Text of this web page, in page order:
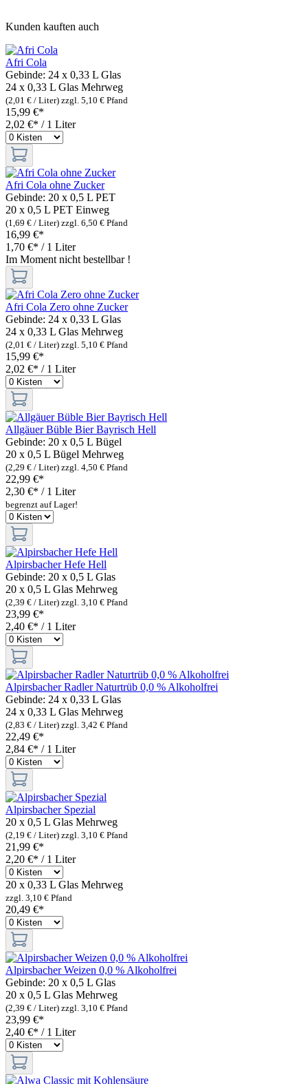
Kunden kauften auch
Afri Cola
Gebinde: 24 x 0,33 L Glas
24 x 0,33 L Glas Mehrweg
(2,01 € / Liter) zzgl. 5,10 € Pfand
15,99 €*
2,02 €* / 1 Liter
Afri Cola ohne Zucker
Gebinde: 20 x 0,5 L PET
20 x 0,5 L PET Einweg
(1,69 € / Liter) zzgl. 6,50 € Pfand
16,99 €*
1,70 €* / 1 Liter
Im Moment nicht bestellbar !
Afri Cola Zero ohne Zucker
Gebinde: 24 x 0,33 L Glas
24 x 0,33 L Glas Mehrweg
(2,01 € / Liter) zzgl. 5,10 € Pfand
15,99 €*
2,02 €* / 1 Liter
Allgäuer Büble Bier Bayrisch Hell
Gebinde: 20 x 0,5 L Bügel
20 x 0,5 L Bügel Mehrweg
(2,29 € / Liter) zzgl. 4,50 € Pfand
22,99 €*
2,30 €* / 1 Liter
begrenzt auf Lager!
Alpirsbacher Hefe Hell
Gebinde: 20 x 0,5 L Glas
20 x 0,5 L Glas Mehrweg
(2,39 € / Liter) zzgl. 3,10 € Pfand
23,99 €*
2,40 €* / 1 Liter
Alpirsbacher Radler Naturtrüb 0,0 % Alkoholfrei
Gebinde: 24 x 0,33 L Glas
24 x 0,33 L Glas Mehrweg
(2,83 € / Liter) zzgl. 3,42 € Pfand
22,49 €*
2,84 €* / 1 Liter
Alpirsbacher Spezial
20 x 0,5 L Glas Mehrweg
(2,19 € / Liter) zzgl. 3,10 € Pfand
21,99 €*
2,20 €* / 1 Liter
20 x 0,33 L Glas Mehrweg
zzgl. 3,10 € Pfand
20,49 €*
Alpirsbacher Weizen 0,0 % Alkoholfrei
Gebinde: 20 x 0,5 L Glas
20 x 0,5 L Glas Mehrweg
(2,39 € / Liter) zzgl. 3,10 € Pfand
23,99 €*
2,40 €* / 1 Liter